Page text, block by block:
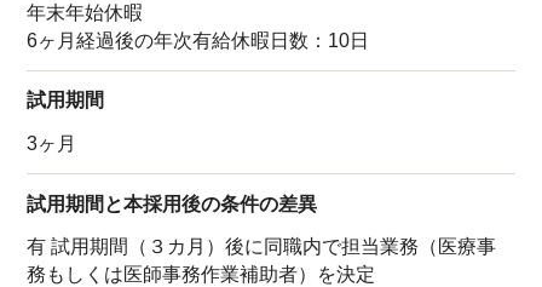
年末年始休暇
6ヶ月経過後の年次有給休暇日数：10日
試用期間
3ヶ月
試用期間と本採用後の条件の差異
有 試用期間（３カ月）後に同職内で担当業務（医療事
務もしくは医師事務作業補助者）を決定